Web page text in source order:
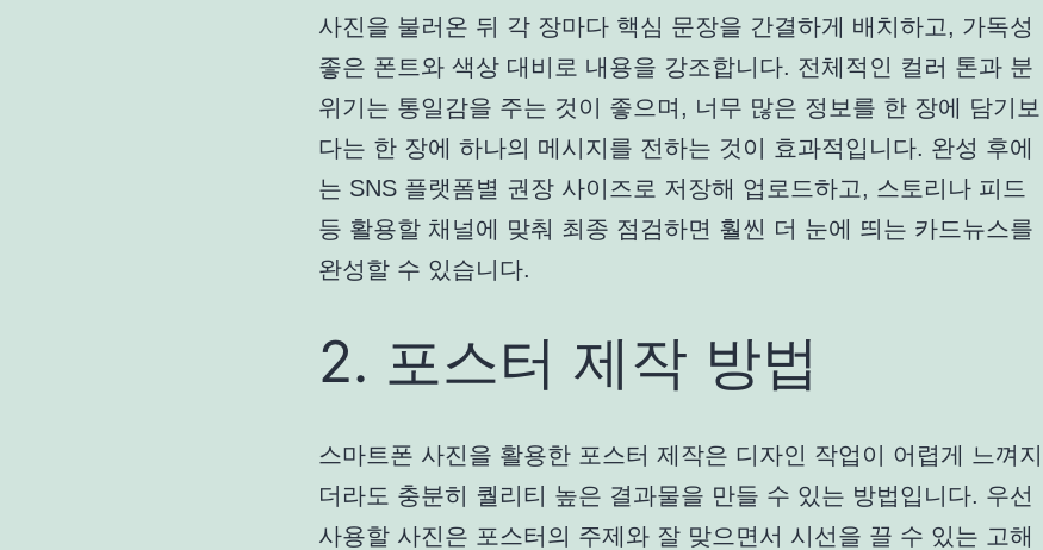
사진을 불러온 뒤 각 장마다 핵심 문장을 간결하게 배치하고, 가독성
좋은 폰트와 색상 대비로 내용을 강조합니다. 전체적인 컬러 톤과 분
위기는 통일감을 주는 것이 좋으며, 너무 많은 정보를 한 장에 담기보
다는 한 장에 하나의 메시지를 전하는 것이 효과적입니다. 완성 후에
는 SNS 플랫폼별 권장 사이즈로 저장해 업로드하고, 스토리나 피드
등 활용할 채널에 맞춰 최종 점검하면 훨씬 더 눈에 띄는 카드뉴스를
완성할 수 있습니다.
2. 포스터 제작 방법
스마트폰 사진을 활용한 포스터 제작은 디자인 작업이 어렵게 느껴지
더라도 충분히 퀄리티 높은 결과물을 만들 수 있는 방법입니다. 우선
사용할 사진은 포스터의 주제와 잘 맞으면서 시선을 끌 수 있는 고해